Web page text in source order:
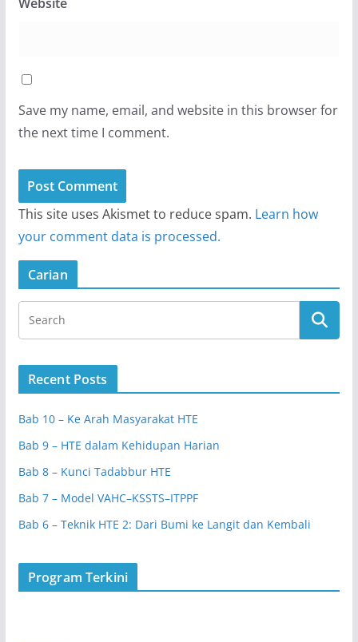
Save my name, email, and website in this browser for
the next time I comment.
This site uses Akismet to reduce spam. Learn how
your comment data is processed.
Carian
Recent Posts
Bab 10 – Ke Arah Masyarakat HTE
Bab 9 – HTE dalam Kehidupan Harian
Bab 8 – Kunci Tadabbur HTE
Bab 7 – Model VAHC–KSSTS–ITPPF
Bab 6 – Teknik HTE 2: Dari Bumi ke Langit dan Kembali
Program Terkini